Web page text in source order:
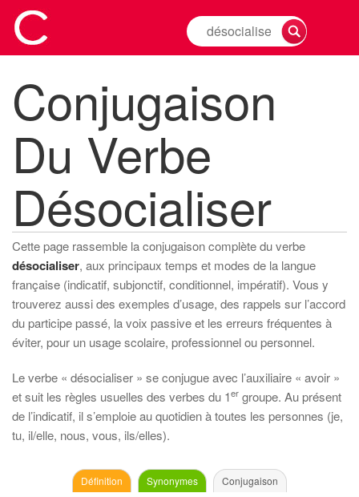
Rechercher
la
d'un
verbe
Conjugaison
Du Verbe
Désocialiser
Cette page rassemble la conjugaison complète du verbe
désocialiser, aux principaux temps et modes de la langue
française (indicatif, subjonctif, conditionnel, impératif). Vous y
trouverez aussi des exemples d’usage, des rappels sur l’accord
du participe passé, la voix passive et les erreurs fréquentes à
éviter, pour un usage scolaire, professionnel ou personnel.
Le verbe « désocialiser » se conjugue avec l’auxiliaire « avoir »
et suit les règles usuelles des verbes du 1er groupe. Au présent
de l’indicatif, il s’emploie au quotidien à toutes les personnes (je,
tu, il/elle, nous, vous, ils/elles).
Définition Synonymes Conjugaison